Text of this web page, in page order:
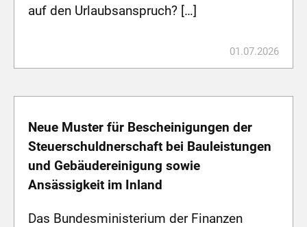
auf den Urlaubsanspruch? […]
01.07.2026
Neue Muster für Bescheinigungen der
Steuerschuldnerschaft bei Bauleistungen
und Gebäudereinigung sowie
Ansässigkeit im Inland
Das Bundesministerium der Finanzen